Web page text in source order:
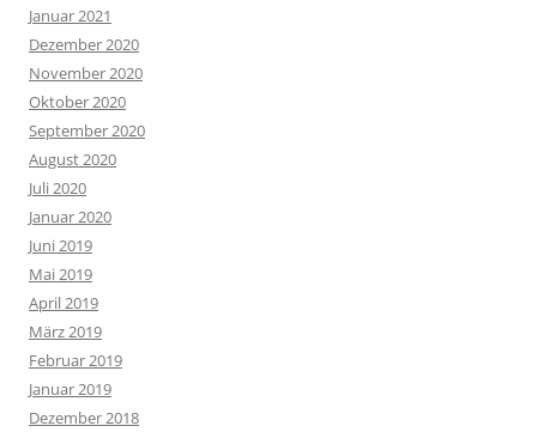
Januar 2021
Dezember 2020
November 2020
Oktober 2020
September 2020
August 2020
Juli 2020
Januar 2020
Juni 2019
Mai 2019
April 2019
März 2019
Februar 2019
Januar 2019
Dezember 2018